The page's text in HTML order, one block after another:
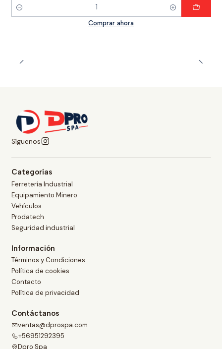
Cantidad
Comprar ahora
Síguenos
Categorías
Ferretería Industrial
Equipamiento Minero
Vehículos
Prodatech
Seguridad industrial
Información
Términos y Condiciones
Política de cookies
Contacto
Política de privacidad
Contáctanos
ventas@dprospa.com
+56951292395
Dpro Spa